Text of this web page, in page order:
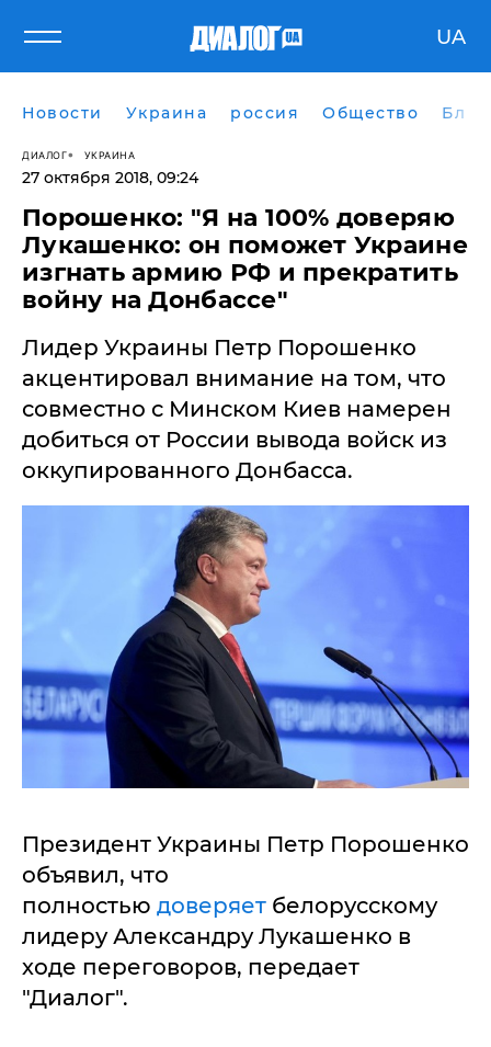
UA
Новости Украина россия Общество
ДИАЛОГ УКРАИНА
27 октября 2018, 09:24
Порошенко: "Я на 100% доверяю
Лукашенко: он поможет Украине
изгнать армию РФ и прекратить
войну на Донбассе"
Лидер Украины Петр Порошенко
акцентировал внимание на том, что
совместно с Минском Киев намерен
добиться от России вывода войск из
оккупированного Донбасса.
Президент Украины Петр Порошенко
объявил, что
полностью доверяет белорусскому
лидеру Александру Лукашенко в
ходе переговоров, передает
"Диалог".